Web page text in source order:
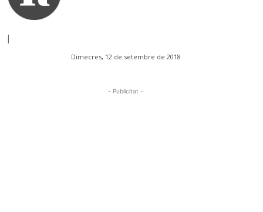
|
Dimecres, 12 de setembre de 2018
- Publicitat -